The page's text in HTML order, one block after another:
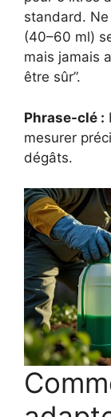
standard.
(40–60 ml)
mais jamais
être sûr”.
Phrase-clé :
mesurer
dégâts.